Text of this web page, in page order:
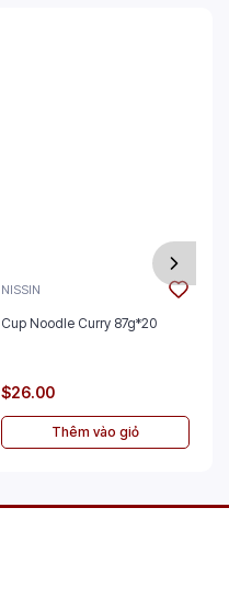
NISSIN
Cup Noodle Curry 87g*20
$26.00
Thêm vào giỏ